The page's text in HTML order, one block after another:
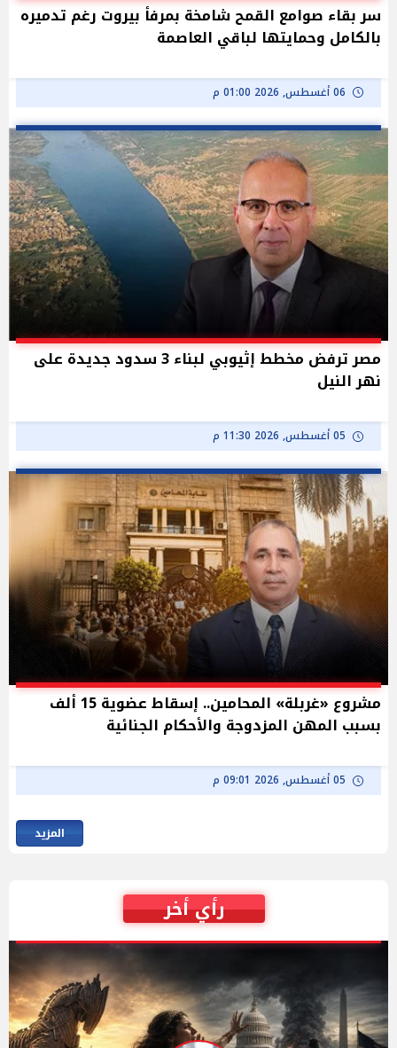
سر بقاء صوامع القمح شامخة بمرفأ بيروت رغم تدميره
بالكامل وحمايتها لباقي العاصمة
06 أغسطس, 2026 01:00 م
مصر ترفض مخطط إثيوبي لبناء 3 سدود جديدة على
نهر النيل
05 أغسطس, 2026 11:30 م
مشروع «غربلة» المحامين.. إسقاط عضوية 15 ألف
بسبب المهن المزدوجة والأحكام الجنائية
05 أغسطس, 2026 09:01 م
المزيد
رأي أخر